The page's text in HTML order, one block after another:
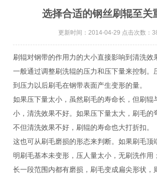
选择合适的钢丝刷辊至关
更新时间：2014-04-29 点击次数：
刷辊对钢带的作用力的大小直接影响到清洗效
一般通过调整刷洗辊的压力和压下量来控制。
到压力以后刷毛在钢带表面产生变形的量。
如果压下量太小，虽然刷毛的寿命长，但刷辊
小，清洗效果不好。如果压下量太大，刷毛的
不但清洗效果不好，刷辊的寿命也大打折扣。
这也可从刷毛磨损的形态来判断。如果刷毛顶
明刷毛基本未变形，压人量太小，无刷洗作用
长一段范围内都有磨损，刷毛变成扁尖形状，